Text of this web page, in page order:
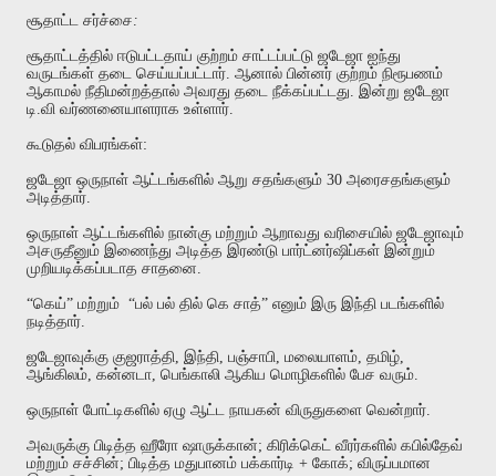
சூதாட்ட சர்ச்சை :
சூதாட்டத்தில் ஈடுபட்டதாய் குற்றம் சாட்டப்பட்டு ஜடேஜா ஐந்து
வருடங்கள் தடை செய்யப்பட்டார் ஆனால் பின்னர் குற்றம் நிரூபணம்
ஆகாமல் நீதிமன்றத்தால் அவரது தடை நீக்கப்பட்டது இன்று ஜடேஜா
டி வி வர்ணனையாளராக உள்ளார்
கூடுதல் விபரங்கள்:
ஜடேஜா ஒருநாள் ஆட்டங்களில் ஆறு சதங்களும் 30 அரைசதங்களும்
அடித்தார்
ஒருநாள் ஆட்டங்களில் நான்கு மற்றும் ஆறாவது வரிசையில் ஜடேஜாவும்
அசருதீனும் இணைந்து அடித்த இரண்டு பார்ட்னர்ஷிப்கள் இன்றும்
முறியடிக்கப்படாத சாதனை
“கெய்” மற்றும் “பல் பல் தில் கெ சாத்” எனும் இரு இந்தி படங்களில்
நடித்தார்
ஜடேஜாவுக்கு குஜராத்தி இந்தி பஞ்சாபி மலையாளம் தமிழ்
ஆங்கிலம் கன்னடா பெங்காலி ஆகிய மொழிகளில் பேச வரும்
ஒருநாள் போட்டிகளில் ஏழு ஆட்ட நாயகன் விருதுகளை வென்றார்
அவருக்கு பிடித்த ஹீரோ ஷாருக்கான்; கிரிக்கெட் வீரர்களில் கபில்தேவ்
மற்றும் சச்சின்; பிடித்த மதுபானம் பக்கார்டி + கோக்; விருப்பமான